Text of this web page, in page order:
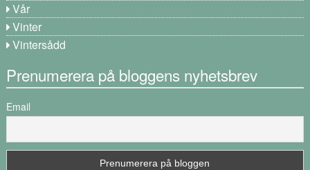
Vår
Vinter
Vintersådd
Prenumerera på bloggens nyhetsbrev
Email